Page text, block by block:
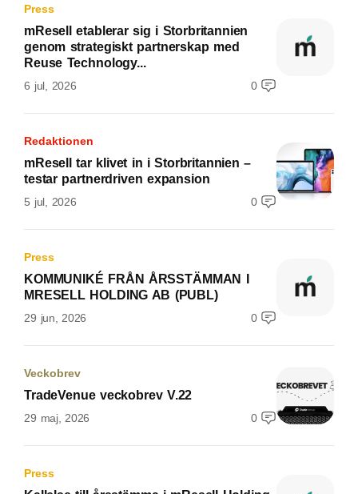
Press
mResell etablerar sig i Storbritannien
genom strategiskt partnerskap med
Reuse Technology...
6 jul, 2026 0
Redaktionen
mResell tar klivet in i Storbritannien –
testar partnerdriven expansion
5 jul, 2026 0
Press
KOMMUNIKÉ FRÅN ÅRSSTÄMMAN I
MRESELL HOLDING AB (PUBL)
29 jun, 2026 0
Veckobrev
TradeVenue veckobrev V.22
29 maj, 2026 0
Press